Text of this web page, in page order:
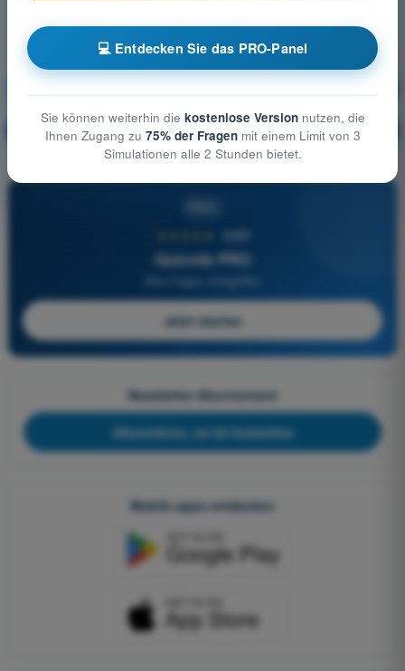
🔒 PRO Erläuterung der Frage
4,6/5
Quizvds PRO
Alle Fragen inbegriffen
Jetzt starten
Newsletter-Abonnement
Abonnieren, es ist kostenlos
Mobile apps entdecken
💻 Entdecken Sie das PRO-Panel
Sie können weiterhin die kostenlose Versionnutzen, die
Ihnen Zugang zu 75% der Fragenmit einem Limit von 3
Simulationen alle 2 Stunden bietet.